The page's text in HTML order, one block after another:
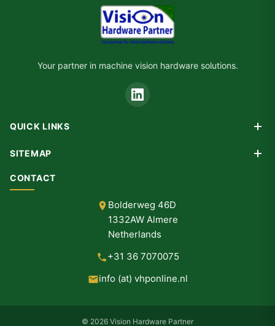
Your partner in machine vision hardware solutions.
QUICK LINKS
Custom Design
Consultancy
SITEMAP
Products
CONTACT
Bolderweg 46D
1332AW Almere
Netherlands
+31 36 7070075
info (at) vhponline.nl
© 2026 Vision Hardware Partner